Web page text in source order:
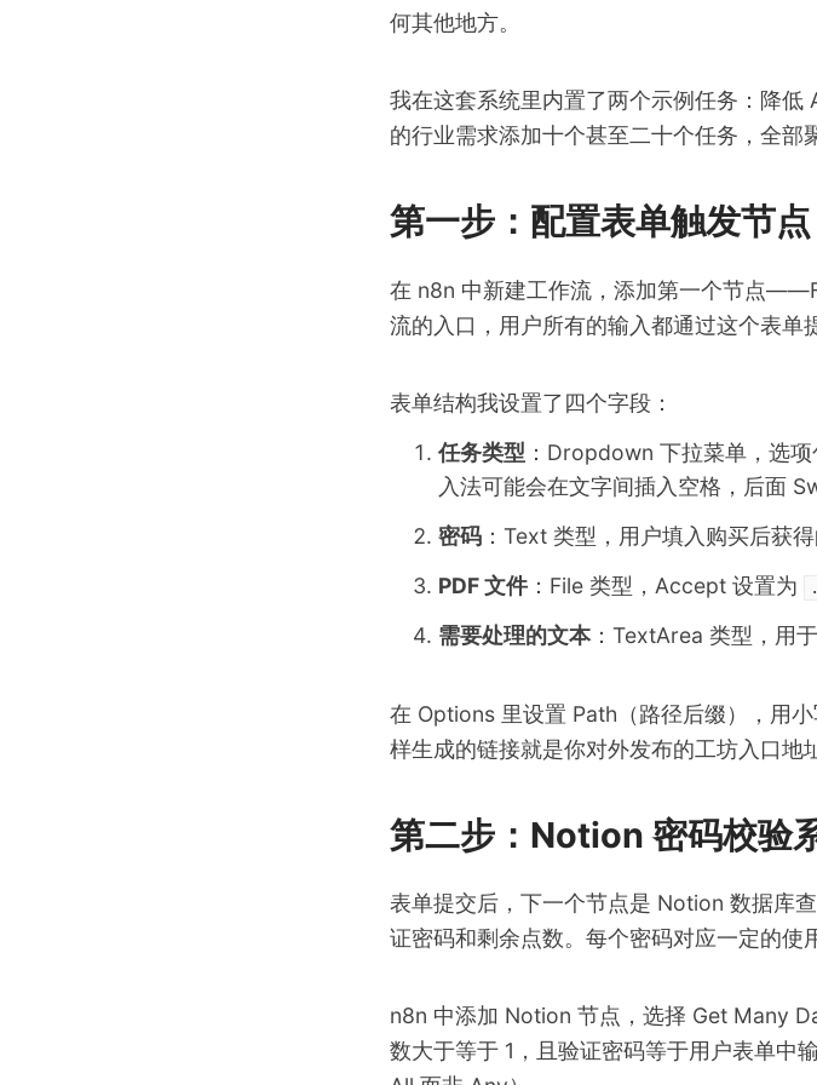
何其他地方。
我在这套系统里内置了两个示例任务：降低
的行业需求添加十个甚至二十个任务，全部
第一步：配置表单触发节点
在 n8n 中新建工作流，添加第一个节点
流的入口，用户所有的输入都通过这个表单
表单结构我设置了四个字段：
任务类型 ：Dropdown 下拉菜单，选
入法可能会在文字间插入空格，后面
密码 ：Text 类型，用户填入购买后获得
PDF 文件 ：File 类型，Accept 设置为
需要处理的文本：TextArea 类型，用
在 Options 里设置 Path（路径后缀），用
样生成的链接就是你对外发布的工坊入口地
第二步：Notion 密码校验
表单提交后，下一个节点是 Notion 数据库
证密码和剩余点数。每个密码对应一定的使
n8n 中添加 Notion 节点，选择 Get Many
数大于等于 1，且验证密码等于用户表单中